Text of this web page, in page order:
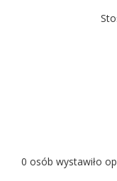
0 osób wystawiło